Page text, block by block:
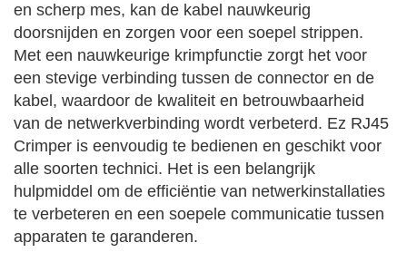
en scherp mes, kan de kabel nauwkeurig
doorsnijden en zorgen voor een soepel strippen.
Met een nauwkeurige krimpfunctie zorgt het voor
een stevige verbinding tussen de connector en de
kabel, waardoor de kwaliteit en betrouwbaarheid
van de netwerkverbinding wordt verbeterd. Ez RJ45
Crimper is eenvoudig te bedienen en geschikt voor
alle soorten technici. Het is een belangrijk
hulpmiddel om de efficiëntie van netwerkinstallaties
te verbeteren en een soepele communicatie tussen
apparaten te garanderen.